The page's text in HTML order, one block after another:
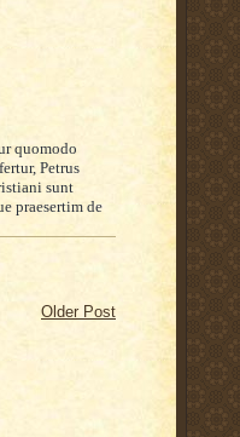
quomodo
Petrus
sunt
praesertim de
Older Post